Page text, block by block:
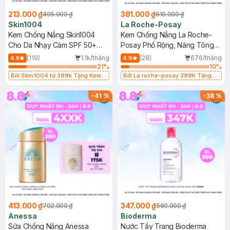
213.000 ₫495.000 ₫
Skin1004
Kem Chống Nắng Skin1004
Cho Da Nhạy Cảm SPF 50+
50ml
4.8 (119)
1.1k/tháng
21%
Bill Skin1004 từ 399k Tặng Kem
SPF 50+ 20ml (SL Có Hạn)
381.000 ₫610.000 ₫
La Roche-Posay
Kem Chống Nắng La Roche-
Posay Phổ Rộng, Nâng Tông
Kiềm Dầu 50ml
4.9 (28)
676/tháng
10%
Bill La roche-posay 399K Tặng
(SL có hạn)
-41%
413.000 ₫702.000 ₫
Anessa
Sữa Chống Nắng Anessa
-38%
347.000 ₫560.000 ₫
Bioderma
Nước Tẩy Trang Bioderma